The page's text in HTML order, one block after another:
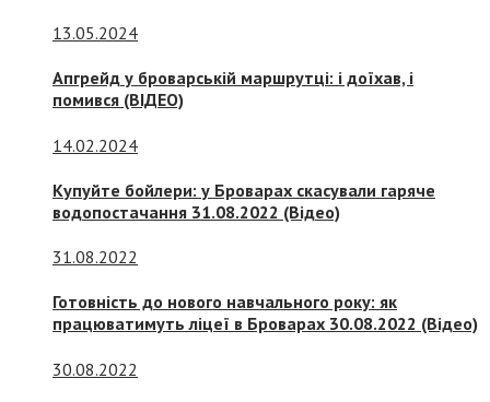
13.05.2024
Апгрейд у броварській маршрутці: і доїхав, і
помився (ВІДЕО)
14.02.2024
Купуйте бойлери: у Броварах скасували гаряче
водопостачання 31.08.2022 (Відео)
31.08.2022
Готовність до нового навчального року: як
працюватимуть ліцеї в Броварах 30.08.2022 (Відео)
30.08.2022